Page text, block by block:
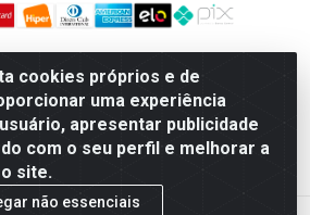
cookies próprios e de
uma experiência
apresentar publicidade
com o seu perfil e melhorar a
site.
não essenciais
- Av. Professor Nilton Lins, 781 -
AM - CEP 69.058-030 - CNPJ:
0001-32